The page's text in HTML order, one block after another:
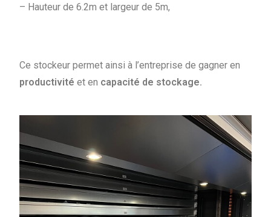
– Hauteur de 6.2m et largeur de 5m,
Ce stockeur permet ainsi à l’entreprise de gagner en
productivité et en capacité de stockage.